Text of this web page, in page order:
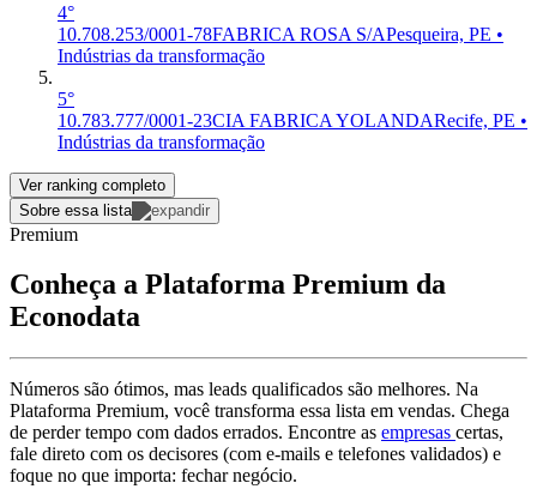
4°
10.708.253/0001-78FABRICA ROSA S/APesqueira, PE •
Indústrias da transformação
5°
10.783.777/0001-23CIA FABRICA YOLANDARecife, PE •
Indústrias da transformação
Ver ranking completo
Sobre essa lista
Premium
Conheça a Plataforma Premium da
Econodata
Números são ótimos, mas leads qualificados são melhores. Na
Plataforma Premium, você transforma essa lista em vendas. Chega
de perder tempo com dados errados. Encontre as empresas certas,
fale direto com os decisores (com e-mails e telefones validados) e
foque no que importa: fechar negócio.